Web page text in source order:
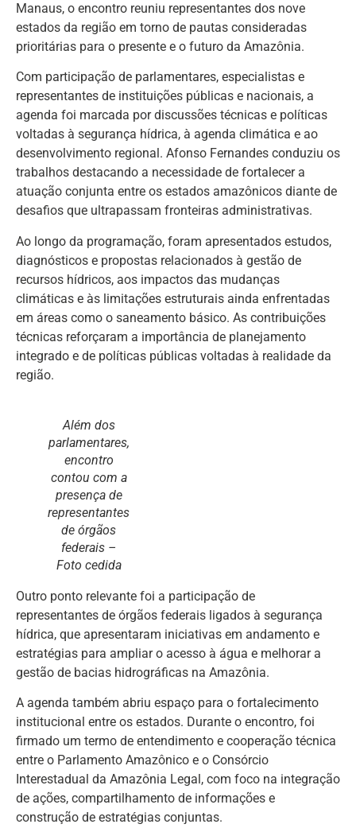
Manaus, o encontro reuniu representantes dos nove
estados da região em torno de pautas consideradas
prioritárias para o presente e o futuro da Amazônia.
Com participação de parlamentares, especialistas e
representantes de instituições públicas e nacionais, a
agenda foi marcada por discussões técnicas e políticas
voltadas à segurança hídrica, à agenda climática e ao
desenvolvimento regional. Afonso Fernandes conduziu os
trabalhos destacando a necessidade de fortalecer a
atuação conjunta entre os estados amazônicos diante de
desafios que ultrapassam fronteiras administrativas.
Ao longo da programação, foram apresentados estudos,
diagnósticos e propostas relacionados à gestão de
recursos hídricos, aos impactos das mudanças
climáticas e às limitações estruturais ainda enfrentadas
em áreas como o saneamento básico. As contribuições
técnicas reforçaram a importância de planejamento
integrado e de políticas públicas voltadas à realidade da
região.
Além dos
parlamentares,
encontro
contou com a
presença de
representantes
de órgãos
federais –
Foto cedida
Outro ponto relevante foi a participação de
representantes de órgãos federais ligados à segurança
hídrica, que apresentaram iniciativas em andamento e
estratégias para ampliar o acesso à água e melhorar a
gestão de bacias hidrográficas na Amazônia.
A agenda também abriu espaço para o fortalecimento
institucional entre os estados. Durante o encontro, foi
firmado um termo de entendimento e cooperação técnica
entre o Parlamento Amazônico e o Consórcio
Interestadual da Amazônia Legal, com foco na integração
de ações, compartilhamento de informações e
construção de estratégias conjuntas.